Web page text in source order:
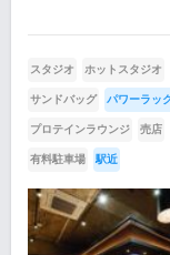
スタジオ ホットスタジオ
サンドバッグ パワーラッ
プロテインラウンジ 売店
有料駐車場 駅近